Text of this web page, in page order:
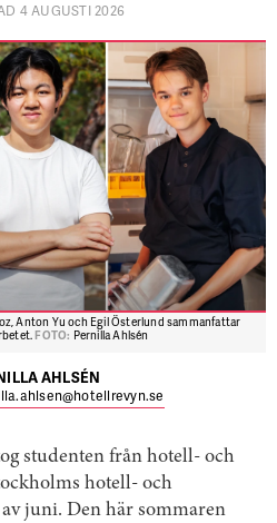
4 AUGUSTI 2026
Anton Yu och Egil Österlund sammanfattar
FOTO: Pernilla Ahlsén
AHLSÉN
studenten från hotell- och
hotell- och
juni. Den här sommaren